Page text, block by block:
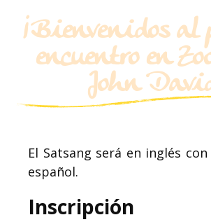
¡Bienvenidos al
encuentro en
John
El Satsang será en inglés
español.
Inscripción